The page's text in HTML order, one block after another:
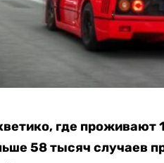
где проживают
58 тысяч случаев